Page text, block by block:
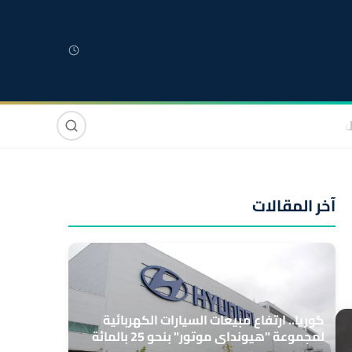
صوت وصورة
آخر المقالات
كوريا.. ارتفاع مبيعات السيارات الكهربائية
لمجموعة "هيونداي موتور" بنحو 25 بالمائة